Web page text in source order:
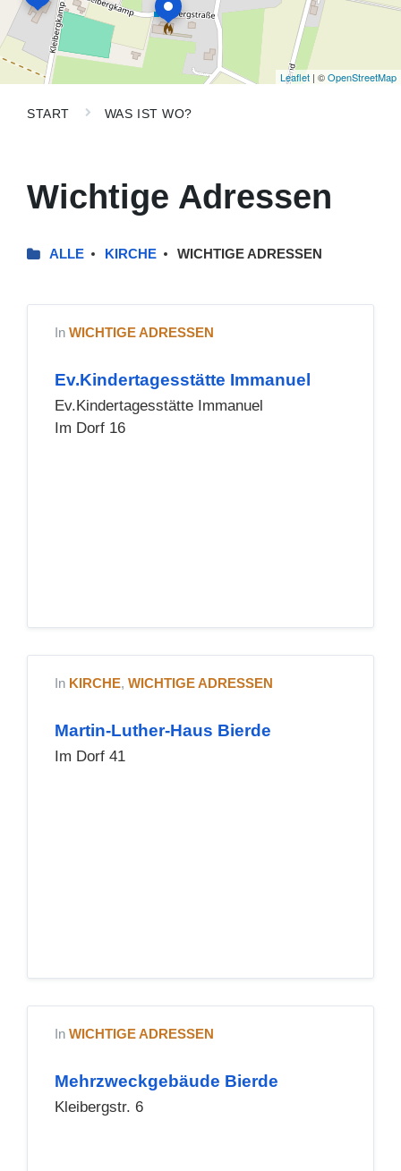
Leaflet | ©OpenStreetMap
START WAS IST WO?
Wichtige Adressen
ALLE KIRCHE WICHTIGE ADRESSEN
In WICHTIGE ADRESSEN
Ev.Kindertagesstätte Immanuel
Ev.Kindertagesstätte Immanuel
Im Dorf 16
In KIRCHE, WICHTIGE ADRESSEN
Martin-Luther-Haus Bierde
Im Dorf 41
In WICHTIGE ADRESSEN
Mehrzweckgebäude Bierde
Kleibergstr. 6